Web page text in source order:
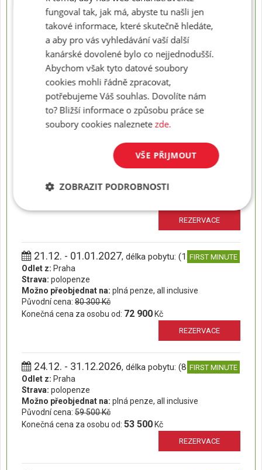
20.12. - 27.12.2026 , délka pobytu: (8 dní)
Praha
Strava:polopenze
Možno přeobjednat na:plná penze, all inclusive
Původní cena:50 500 Kč
Konečná cena za osobu od:45 300Kč
REZERVACE
21.12. - 28.12.2026, délka pobytu: (8 dní)FIRST MINUTE
Původní cena:52 800 Kč
REZERVACE
21.12. - 01.01.2027, délka pobytu: (12 dní)FIRST MINUTE
Odlet z: Praha
Strava: polopenze
Možno přeobjednat na: plná penze, all inclusive
Původní cena: 80 300 Kč
Konečná cena za osobu od: 72 900 Kč
REZERVACE
24.12. - 31.12.2026, délka pobytu: (8 dní)FIRST MINUTE
Odlet z: Praha
Strava: polopenze
Možno přeobjednat na: plná penze, all inclusive
Původní cena: 59 500 Kč
Konečná cena za osobu od: 53 500 Kč
REZERVACE
fungoval tak, jak má, abyste tu našli jen
takové informace, které skutečně hledáte,
a aby pro vás vyhledávání vaší další
kanárské dovolené bylo co nejjednodušší.
Abychom však tyto datové soubory
cookies mohli řádně zpracovat,
potřebujeme Váš souhlas. Dovolíte nám
to? Bližší informace o způsobu práce se
soubory cookies naleznetezde.
VŠE PŘIJMOUT
ZOBRAZIT PODROBNOSTI